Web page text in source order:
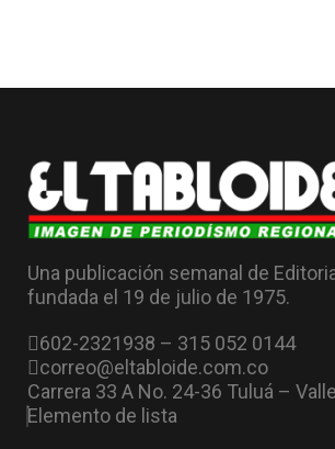
Una publicación semanal de
fundada el 19 de julio de 1975.
602-2321938 – 315 052 0144
correo@eltabloide.com.co
Carrera 33 A No. 24-36 Tuluá –
Elemento de lista